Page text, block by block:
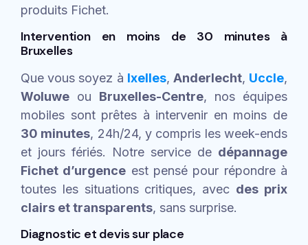
produits Fichet.
Intervention en moins de 30 minutes à
Bruxelles
Que vous soyez à Ixelles, Anderlecht, Uccle,
Woluwe ou Bruxelles-Centre, nos équipes
mobiles sont prêtes à intervenir en moins de
30 minutes, 24h/24, y compris les week-ends
et jours fériés. Notre service de dépannage
Fichet d’urgence est pensé pour répondre à
toutes les situations critiques, avec des prix
clairs et transparents, sans surprise.
Diagnostic et devis sur place